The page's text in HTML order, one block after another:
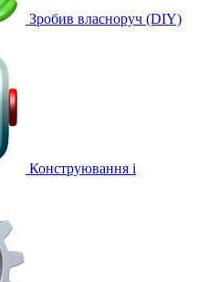
Зробив власноруч (DIY)
Конструювання і